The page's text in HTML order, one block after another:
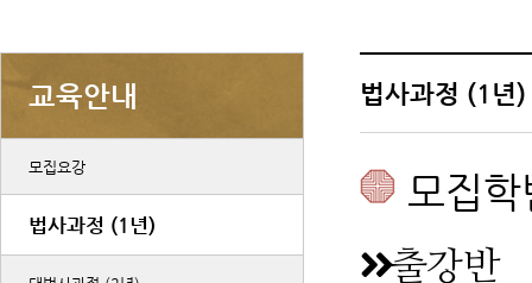
교육안내
모집요강
법사과정 (1년)
법사과정 (1년)
모집학
출강반